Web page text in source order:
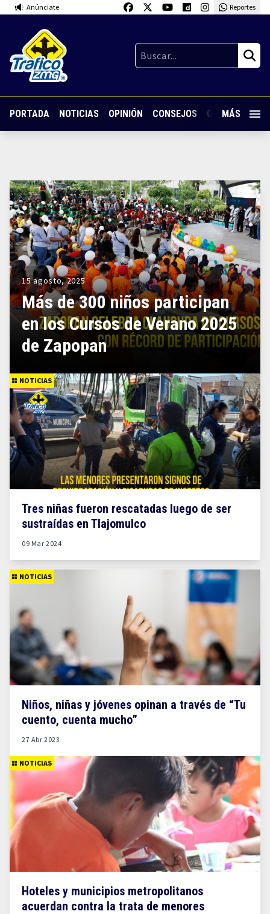
Anúnciate Reportes
PORTADA NOTICIAS OPINIÓN CONSEJOS GUARDIA
MÁS
15 agosto, 2025
Más de 300 niños participan
en los Cursos de Verano 2025
de Zapopan
NOTICIAS
Tres niñas fueron rescatadas luego de ser
sustraídas en Tlajomulco
09 Mar 2024
NOTICIAS
Niños, niñas y jóvenes opinan a través de “Tu
cuento, cuenta mucho”
27 Abr 2023
NOTICIAS
Hoteles y municipios metropolitanos
acuerdan contra la trata de menores